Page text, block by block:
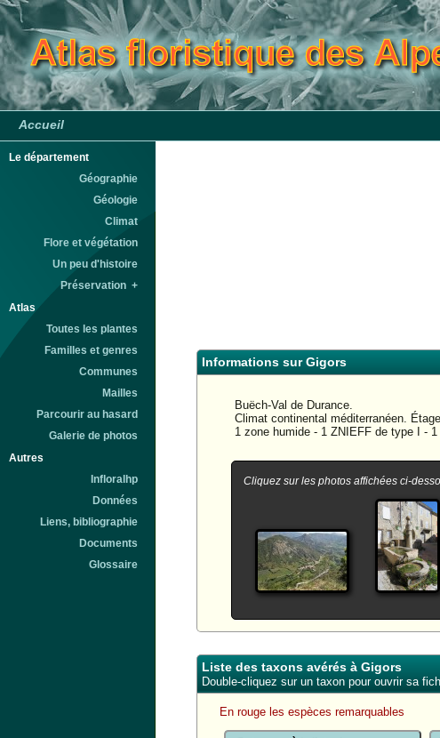
Accueil
Le département
Géographie
Géologie
Climat
Flore et végétation
Un peu d'histoire
Préservation +
Atlas
Toutes les plantes
Familles et genres
Communes
Mailles
Parcourir au hasard
Galerie de photos
Autres
Infloralhp
Données
Liens, bibliographie
Documents
Glossaire
Informations sur Gigors
Buëch-Val de Durance.
Climat continental méditerranéen.
1 zone humide - 1 ZNIEFF de type I -
Cliquez sur les photos affichées ci-
Liste des taxons avérés à Gigors
Double-cliquez sur un taxon pour ouvrir sa
En rouge les espèces remarquables